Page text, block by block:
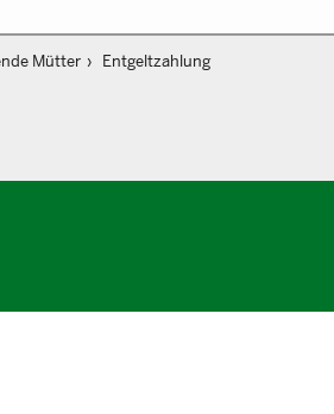
Mütter Entgeltzahlung